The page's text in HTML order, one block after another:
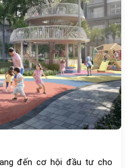
đến cơ hội đầu tư cho